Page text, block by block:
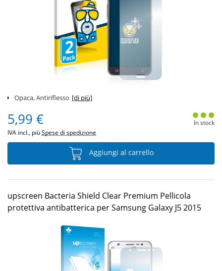
Opaca, Antiriflesso [di più]
5,99 €
IVA incl., piùSpese di spedizione
In stock
Aggiungi al carrello
upscreen Bacteria Shield Clear Premium Pellicola
protettiva antibatterica per Samsung Galaxy J5 2015